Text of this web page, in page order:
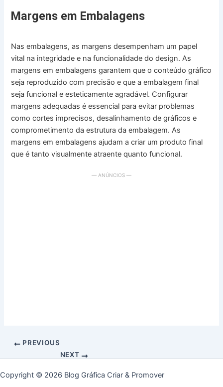
Margens em Embalagens
Nas embalagens, as margens desempenham um papel
vital na integridade e na funcionalidade do design. As
margens em embalagens garantem que o conteúdo gráfico
seja reproduzido com precisão e que a embalagem final
seja funcional e esteticamente agradável. Configurar
margens adequadas é essencial para evitar problemas
como cortes imprecisos, desalinhamento de gráficos e
comprometimento da estrutura da embalagem. As
margens em embalagens ajudam a criar um produto final
que é tanto visualmente atraente quanto funcional.
— ANÚNCIOS —
PREVIOUS
NEXT
Copyright © 2026 Blog Gráfica Criar & Promover